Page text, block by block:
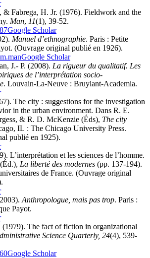
& Fabrega, H. Jr. (1976). Fieldwork and the
Man, 11(1), 39-52.
Google Scholar
Manuel d’ethnographie. Paris : Petite
(Ouvrage original publié en 1926).
Google Scholar
J.- P. (2008). La rigueur du qualitatif. Les
de l’interprétation socio-
. Louvain-La-Neuve : Bruylant-Academia.
The city : suggestions for the investigation
in the urban environment. Dans R. E.
& R. D. McKenzie (Éds), The city
IL : The Chicago University Press.
publié en 1925).
L’interprétation et les sciences de l’homme.
La liberté des modernes (pp. 137-194).
de France. (Ouvrage original
Anthropologue, mais pas trop. Paris :
Payot.
(1979). The fact of fiction in organizational
Science Quarterly, 24(4), 539-
Google Scholar